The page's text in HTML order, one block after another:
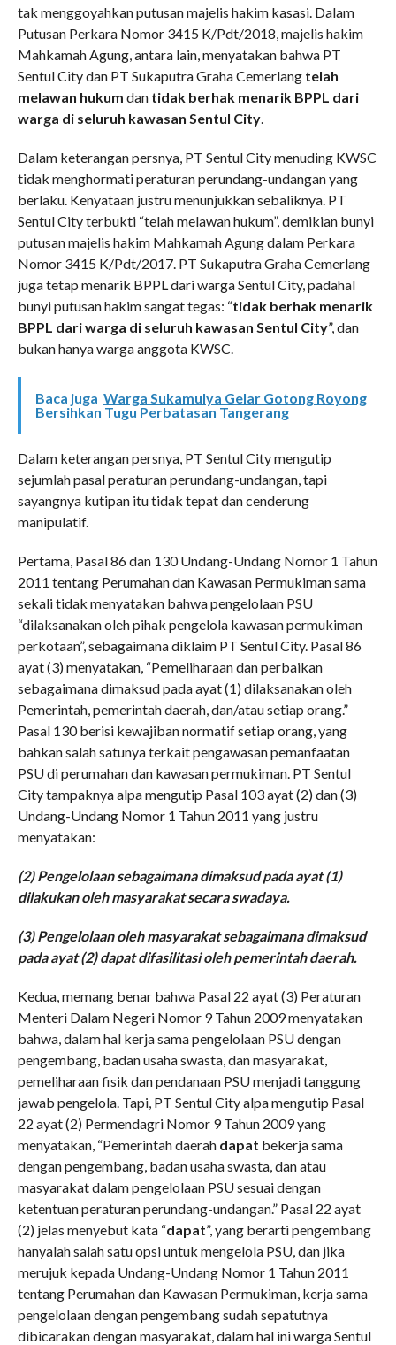
tak menggoyahkan putusan majelis hakim kasasi. Dalam
Putusan Perkara Nomor 3415 K/Pdt/2018, majelis hakim
Mahkamah Agung, antara lain, menyatakan bahwa PT
Sentul City dan PT Sukaputra Graha Cemerlang telah
melawan hukum dan tidak berhak menarik BPPL dari
warga di seluruh kawasan Sentul City.
Dalam keterangan persnya, PT Sentul City menuding KWSC
tidak menghormati peraturan perundang-undangan yang
berlaku. Kenyataan justru menunjukkan sebaliknya. PT
Sentul City terbukti “telah melawan hukum”, demikian bunyi
putusan majelis hakim Mahkamah Agung dalam Perkara
Nomor 3415 K/Pdt/2017. PT Sukaputra Graha Cemerlang
juga tetap menarik BPPL dari warga Sentul City, padahal
bunyi putusan hakim sangat tegas: “tidak berhak menarik
BPPL dari warga di seluruh kawasan Sentul City”, dan
bukan hanya warga anggota KWSC.
Baca juga Warga Sukamulya Gelar Gotong Royong
Bersihkan Tugu Perbatasan Tangerang
Dalam keterangan persnya, PT Sentul City mengutip
sejumlah pasal peraturan perundang-undangan, tapi
sayangnya kutipan itu tidak tepat dan cenderung
manipulatif.
Pertama, Pasal 86 dan 130 Undang-Undang Nomor 1 Tahun
2011 tentang Perumahan dan Kawasan Permukiman sama
sekali tidak menyatakan bahwa pengelolaan PSU
“dilaksanakan oleh pihak pengelola kawasan permukiman
perkotaan”, sebagaimana diklaim PT Sentul City. Pasal 86
ayat (3) menyatakan, “Pemeliharaan dan perbaikan
sebagaimana dimaksud pada ayat (1) dilaksanakan oleh
Pemerintah, pemerintah daerah, dan/atau setiap orang.”
Pasal 130 berisi kewajiban normatif setiap orang, yang
bahkan salah satunya terkait pengawasan pemanfaatan
PSU di perumahan dan kawasan permukiman. PT Sentul
City tampaknya alpa mengutip Pasal 103 ayat (2) dan (3)
Undang-Undang Nomor 1 Tahun 2011 yang justru
menyatakan:
(2) Pengelolaan sebagaimana dimaksud pada ayat (1)
dilakukan oleh masyarakat secara swadaya.
(3) Pengelolaan oleh masyarakat sebagaimana dimaksud
pada ayat (2) dapat difasilitasi oleh pemerintah daerah.
Kedua, memang benar bahwa Pasal 22 ayat (3) Peraturan
Menteri Dalam Negeri Nomor 9 Tahun 2009 menyatakan
bahwa, dalam hal kerja sama pengelolaan PSU dengan
pengembang, badan usaha swasta, dan masyarakat,
pemeliharaan fisik dan pendanaan PSU menjadi tanggung
jawab pengelola. Tapi, PT Sentul City alpa mengutip Pasal
22 ayat (2) Permendagri Nomor 9 Tahun 2009 yang
menyatakan, “Pemerintah daerah dapat bekerja sama
dengan pengembang, badan usaha swasta, dan atau
masyarakat dalam pengelolaan PSU sesuai dengan
ketentuan peraturan perundang-undangan.” Pasal 22 ayat
(2) jelas menyebut kata “dapat”, yang berarti pengembang
hanyalah salah satu opsi untuk mengelola PSU, dan jika
merujuk kepada Undang-Undang Nomor 1 Tahun 2011
tentang Perumahan dan Kawasan Permukiman, kerja sama
pengelolaan dengan pengembang sudah sepatutnya
dibicarakan dengan masyarakat, dalam hal ini warga Sentul